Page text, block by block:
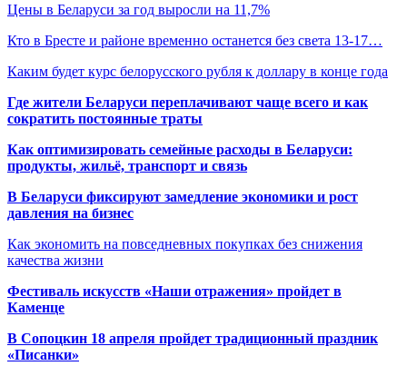
Цены в Беларуси за год выросли на 11,7%
Кто в Бресте и районе временно останется без света 13-17…
Каким будет курс белорусского рубля к доллару в конце года
Где жители Беларуси переплачивают чаще всего и как
сократить постоянные траты
Как оптимизировать семейные расходы в Беларуси:
продукты, жильё, транспорт и связь
В Беларуси фиксируют замедление экономики и рост
давления на бизнес
Как экономить на повседневных покупках без снижения
качества жизни
Фестиваль искусств «Наши отражения» пройдет в
Каменце
В Сопоцкин 18 апреля пройдет традиционный праздник
«Писанки»